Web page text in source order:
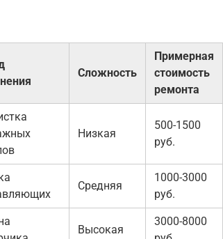
Сложность
Примерная
стоимость
ремонта
Низкая
500-1500
руб.
Средняя
1000-3000
руб.
Высокая
3000-8000